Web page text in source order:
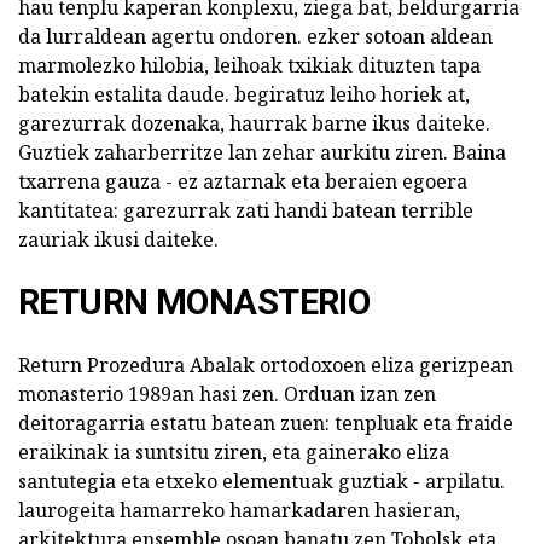
hau tenplu kaperan konplexu, ziega bat, beldurgarria
da lurraldean agertu ondoren. ezker sotoan aldean
marmolezko hilobia, leihoak txikiak dituzten tapa
batekin estalita daude. begiratuz leiho horiek at,
garezurrak dozenaka, haurrak barne ikus daiteke.
Guztiek zaharberritze lan zehar aurkitu ziren. Baina
txarrena gauza - ez aztarnak eta beraien egoera
kantitatea: garezurrak zati handi batean terrible
zauriak ikusi daiteke.
RETURN MONASTERIO
Return Prozedura Abalak ortodoxoen eliza gerizpean
monasterio 1989an hasi zen. Orduan izan zen
deitoragarria estatu batean zuen: tenpluak eta fraide
eraikinak ia suntsitu ziren, eta gainerako eliza
santutegia eta etxeko elementuak guztiak - arpilatu.
laurogeita hamarreko hamarkadaren hasieran,